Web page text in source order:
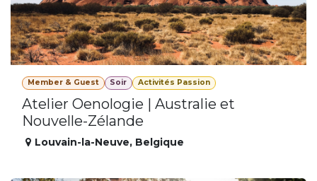
Member & Guest Soir Activités Passion
Atelier Oenologie | Australie et
Nouvelle-Zélande
Louvain-la-Neuve, Belgique